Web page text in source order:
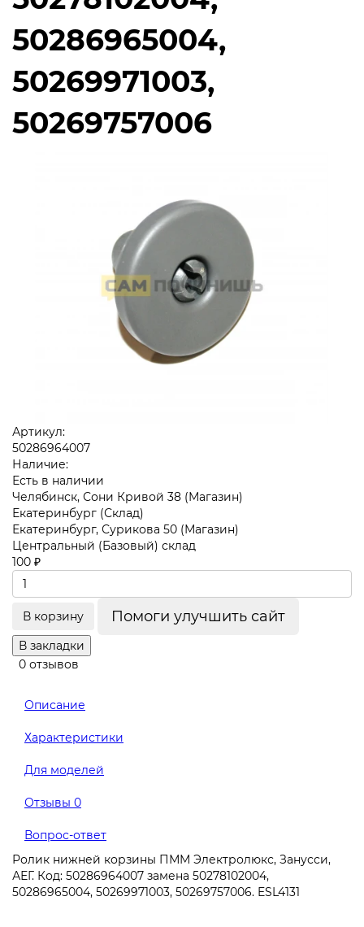
50286965004,
50269971003,
50269757006
Артикул:
50286964007
Наличие:
Есть в наличии
Челябинск, Сони Кривой 38 (Магазин)
Екатеринбург (Склад)
Екатеринбург, Сурикова 50 (Магазин)
Центральный (Базовый) склад
100 ₽
В корзину Помоги улучшить сайт
В закладки
0 отзывов
Описание
Характеристики
Для моделей
Отзывы 0
Вопрос-ответ
Ролик нижней корзины ПММ Электролюкс, Занусси,
АЕГ. Код: 50286964007 замена 50278102004,
50286965004, 50269971003, 50269757006. ESL4131